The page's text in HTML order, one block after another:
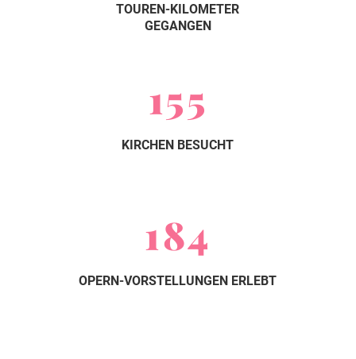
TOUREN-KILOMETER
GEGANGEN
155
KIRCHEN BESUCHT
184
OPERN-VORSTELLUNGEN ERLEBT